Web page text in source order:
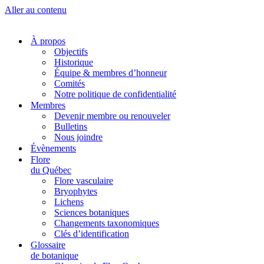
Aller au contenu
À propos
Objectifs
Historique
Équipe & membres d’honneur
Comités
Notre politique de confidentialité
Membres
Devenir membre ou renouveler
Bulletins
Nous joindre
Évènements
Flore
du Québec
Flore vasculaire
Bryophytes
Lichens
Sciences botaniques
Changements taxonomiques
Clés d’identification
Glossaire
de botanique